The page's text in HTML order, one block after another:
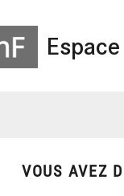
VOUS AVEZ